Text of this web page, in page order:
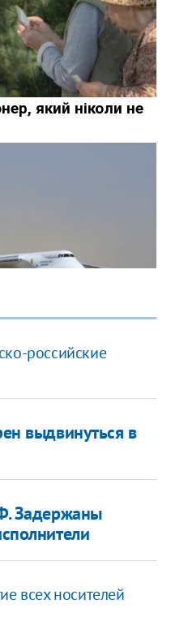
российские
выдвинуться в
Задержаны
всех носителей